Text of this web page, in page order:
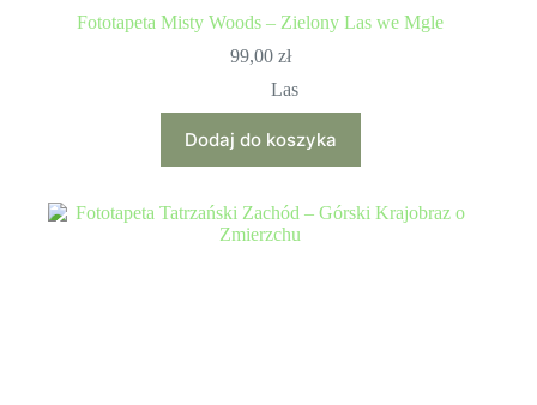
Fototapeta Misty Woods – Zielony Las we Mgle
99,00 zł
Las
Dodaj do koszyka